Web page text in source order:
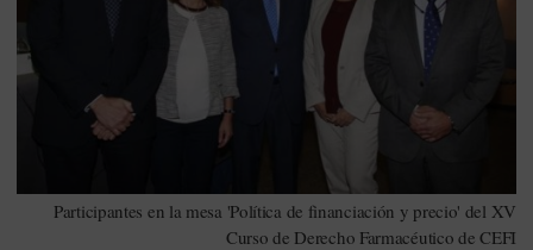
Participantes en la mesa 'Política de financiación y precio' del XV
Curso de Derecho Farmacéutico de CEFI